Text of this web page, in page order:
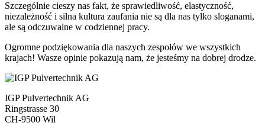
Szczególnie cieszy nas fakt, że sprawiedliwość, elastyczność,
niezależność i silna kultura zaufania nie są dla nas tylko sloganami,
ale są odczuwalne w codziennej pracy.
Ogromne podziękowania dla naszych zespołów we wszystkich
krajach! Wasze opinie pokazują nam, że jesteśmy na dobrej drodze.
IGP Pulvertechnik AG
Ringstrasse 30
CH-9500 Wil